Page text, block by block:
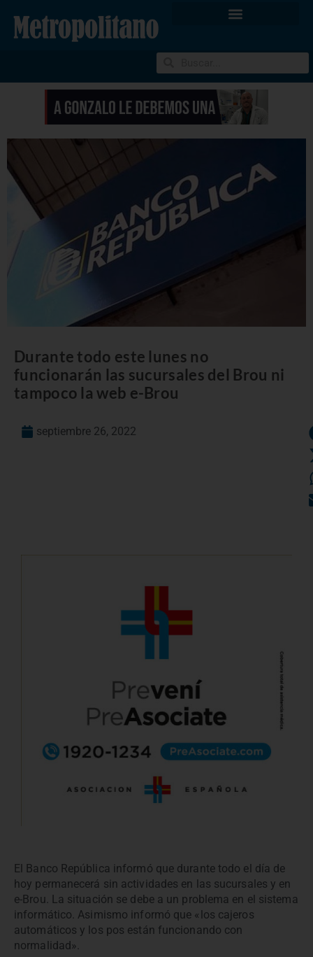
Durante todo este lunes no
funcionarán las sucursales del Brou ni
tampoco la web e-Brou
septiembre 26, 2022
El Banco República informó que durante todo el día de
hoy permanecerá sin actividades en las sucursales y en
e-Brou. La situación se debe a un problema en el sistema
informático. Asimismo informó que «los cajeros
automáticos y los pos están funcionando con
normalidad».